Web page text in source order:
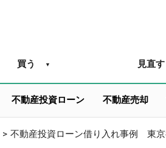
買う 見直す
不動産投資ローン 不動産売却
>